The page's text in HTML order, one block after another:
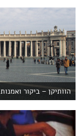
הוותיקן – ביקור ואמנות